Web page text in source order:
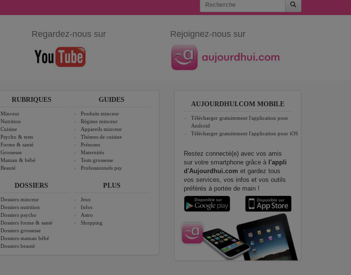
Regardez-nous sur Rejoignez-nous sur
RUBRIQUES
Minceur
Nutrition
Cuisine
Psycho & tests
Forme & santé
Grossesse
Maman & bébé
Beauté
DOSSIERS
Dossiers minceur
Dossiers nutrition
Dossiers psycho
Dossiers forme & santé
Dossiers grossesse
Dossiers maman bébé
Dossiers beauté
GUIDES
Produits minceur
Régime minceur
Appareils minceur
Thèmes de cuisine
Prénoms
Maternités
Tests grossesse
Professionnels psy
PLUS
Jeux
Infos
Astro
Shopping
AUJOURDHUI.COM MOBILE
Télécharger gratuitement l'application pour
Android
Télécharger gratuitement l'application pour iOS
Restez connecté(e) avec vos amis
sur votre smartphone grâce à l'appli
d'Aujourdhui.com et gardez tous
vos services, vos infos et vos outils
préférés à portée de main !